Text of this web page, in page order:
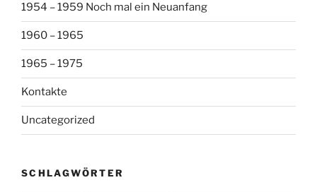
1954 – 1959 Noch mal ein Neuanfang
1960 – 1965
1965 – 1975
Kontakte
Uncategorized
SCHLAGWÖRTER